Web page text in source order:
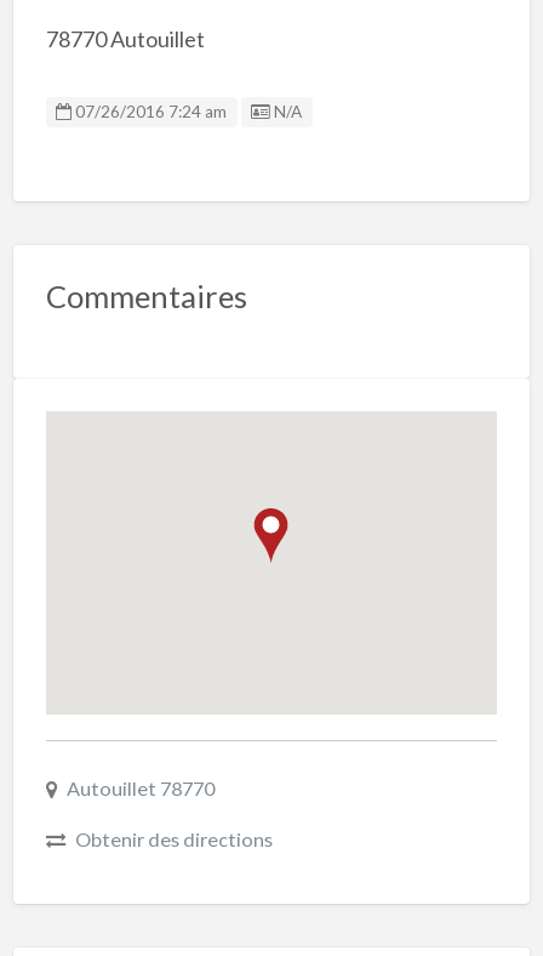
78770 Autouillet
07/26/2016 7:24 am Listing ID
N/A
Commentaires
Autouillet 78770
Obtenir des directions